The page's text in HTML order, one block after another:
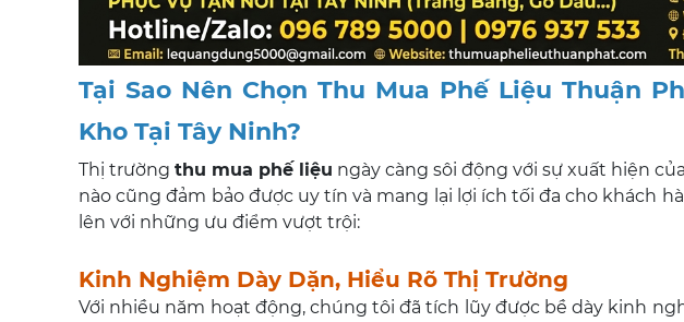
Tại Sao Nên Chọn Thu Mua Phế Liệu Thuận
Kho Tại Tây Ninh?
Thị trường thu mua phế liệu ngày càng sôi động với sự xuất hiện
nào cũng đảm bảo được uy tín và mang lại lợi ích tối đa cho khách
lên với những ưu điểm vượt trội:
Kinh Nghiệm Dày Dặn, Hiểu Rõ Thị Trường
Với nhiều năm hoạt động, chúng tôi đã tích lũy được bề dày kinh